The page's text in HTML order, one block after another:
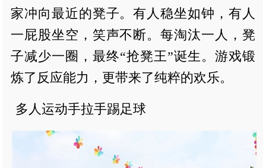
家冲向最近的凳子。有人稳坐如钟，有人
一屁股坐空，笑声不断。每淘汰一人，凳
子减少一圈，最终“抢凳王”诞生。游戏锻
炼了反应能力，更带来了纯粹的欢乐。
多人运动手拉手踢足球